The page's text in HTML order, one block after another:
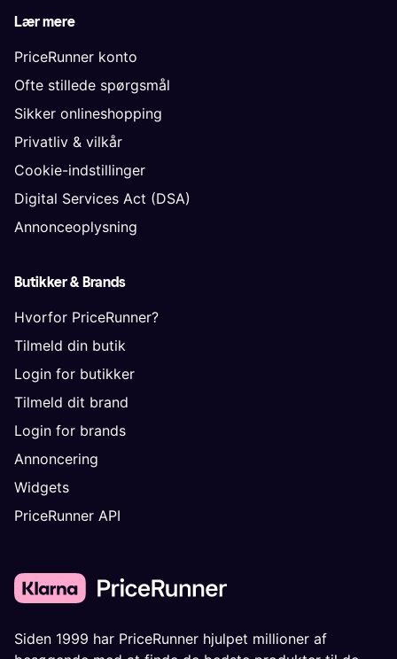
Lær mere
PriceRunner konto
Ofte stillede spørgsmål
Sikker onlineshopping
Privatliv & vilkår
Cookie-indstillinger
Digital Services Act (DSA)
Annonceoplysning
Butikker & Brands
Hvorfor PriceRunner?
Tilmeld din butik
Login for butikker
Tilmeld dit brand
Login for brands
Annoncering
Widgets
PriceRunner API
Siden 1999 har PriceRunner hjulpet millioner af